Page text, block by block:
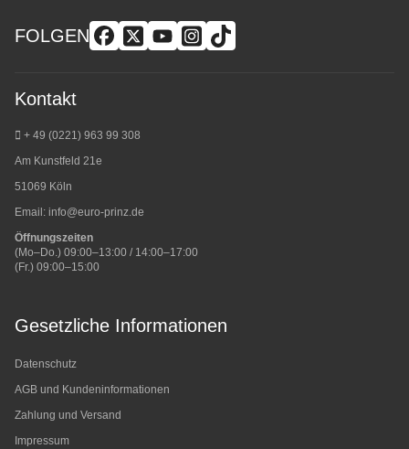
FOLGEN
Kontakt
+ 49 (0221) 963 99 308
Am Kunstfeld 21e
51069 Köln
Email: info@euro-prinz.de
Öffnungszeiten
(Mo–Do.) 09:00–13:00 / 14:00–17:00
(Fr.) 09:00–15:00
Gesetzliche Informationen
Datenschutz
AGB und Kundeninformationen
Zahlung und Versand
Impressum